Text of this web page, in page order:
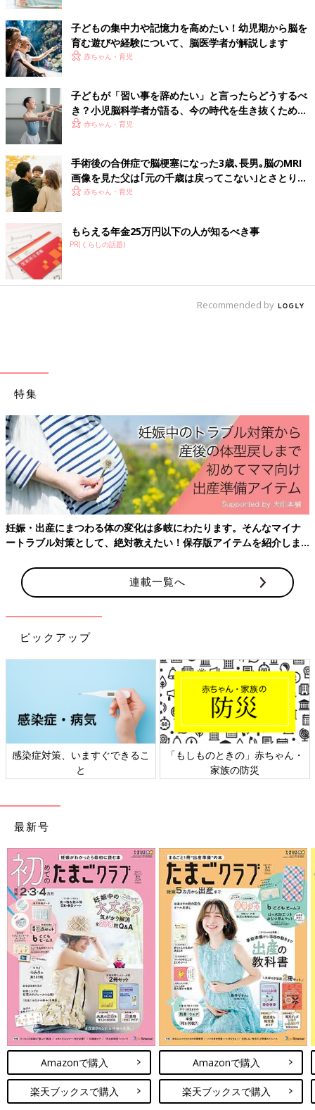
｢見る力｣｢考える力｣など、いろいろな才能を伸ばしていくので
す。
子どもの脳を育てるための親の具体的なかかわり方は？
（１）子どもをたくさんほめる
（２）子どもが話しかけてきたら、しっかりと答える
（３）新しい体験をたくさんさせてあげる
（４）子どもの質問攻めにしっかり答える
（５）しっかり睡眠をとらせる
（６）朝食を食べさせる
脳の特定の才能を伸ばすのと、いろいろな能力を伸ばすの
とはどちらがいい？
たとえば｢得意なサッカーの能力を伸ばしたい｣と考えているな
ら、集中的に行うことで、脳の運動にかかわる領域に刺激が与え
られ、才能は伸びていきます。それにより、子どもに自信がつ
ですが、歌を歌う、絵を描くなど、ほかのことも楽しみながら、
得意なことを伸ばしていくほうが、さまざまな能力が身について
いきます。発育・発達に合わせて、特定の才能を伸ばしながら、
いろいろな能力をバランスよくつけていくことがおすすめです。
何歳でどんな能力を伸ばしてあげるといい？
脳の中では、よく使う道はしっかりした道に、使わない道は壊さ
れるという“工事”が行われますが、そのタイミングは脳の領域で
さまざまです。より効果的に才能を伸ばしたいなら、工事のタイ
ミングに合わせて準備するのがベター。
1～2才代は母国語、3～5才代は音楽や運動、8～10才代は英語の
才能を伸ばしてあげると、脳は最大限に発達し、効率よく力がつ
くといわれています。ただし、その年代を過ぎてから進めても、
才能は伸びるので安心を。子どもの年齢と伸びる力の目安は以下
のとおりです。
【０カ月～１才代】笑顔で話しかけ、スキンシップをして親子の
愛着関係を築く時期
子どもの集中力や記憶力を高めたい！幼児期から脳を
育む遊びや経験について、脳医学者が解説します
赤ちゃん・育児
子どもが「習い事を辞めたい」と言ったらどうするべ
き？小児脳科学者が語る、今の時代を生き抜くために
本当に大切な力
赤ちゃん・育児
手術後の合併症で脳梗塞になった3歳､長男｡脳のMRI
画像を見た父は｢元の千歳は戻ってこない｣とさとり…
夫婦で泣き続けた日々【クルーゾン症候群】
赤ちゃん・育児
もらえる年金25万円以下の人が知るべき事
PR(くらしの話題)
Recommended by
特集
妊娠・出産にまつわる体の変化は多岐にわたります。そんなマイナ
ートラブル対策として、絶対教えたい！保存版アイテムを紹介しま
連載一覧へ
ピックアップ
感染症対策、いますぐできるこ
と
「もしものときの」赤ちゃん・
家族の防災
最新号
Amazonで購入
楽天ブックスで購入
Amazonで購入
楽天ブックスで購入